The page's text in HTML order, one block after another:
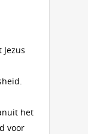
het
voor